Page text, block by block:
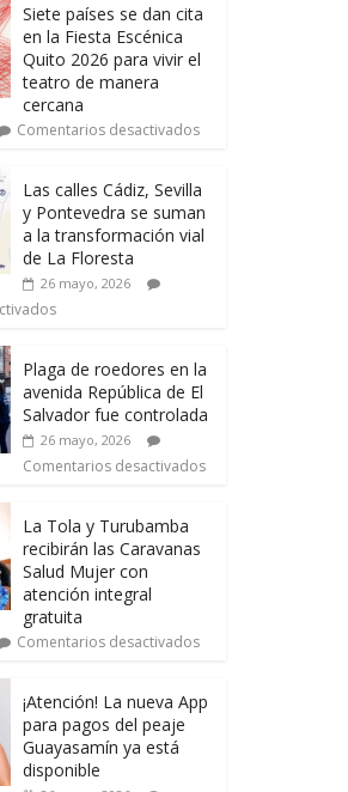
Siete países se dan cita
en la Fiesta Escénica
Quito 2026 para vivir el
teatro de manera
cercana
Comentarios desactivados
Las calles Cádiz, Sevilla
y Pontevedra se suman
a la transformación vial
de La Floresta
26 mayo, 2026
Plaga de roedores en la
avenida República de El
Salvador fue controlada
26 mayo, 2026
Comentarios desactivados
La Tola y Turubamba
recibirán las Caravanas
Salud Mujer con
atención integral
gratuita
Comentarios desactivados
¡Atención! La nueva App
para pagos del peaje
Guayasamín ya está
disponible